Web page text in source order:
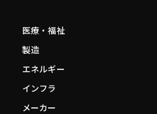
医療・福祉
製造
エネルギー
インフラ
メーカー